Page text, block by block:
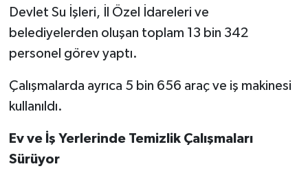
Devlet Su İşleri, İl Özel İdareleri ve
belediyelerden oluşan toplam 13 bin 342
personel görev yaptı.
Çalışmalarda ayrıca 5 bin 656 araç ve iş makinesi
kullanıldı.
Ev ve İş Yerlerinde Temizlik Çalışmaları
Sürüyor